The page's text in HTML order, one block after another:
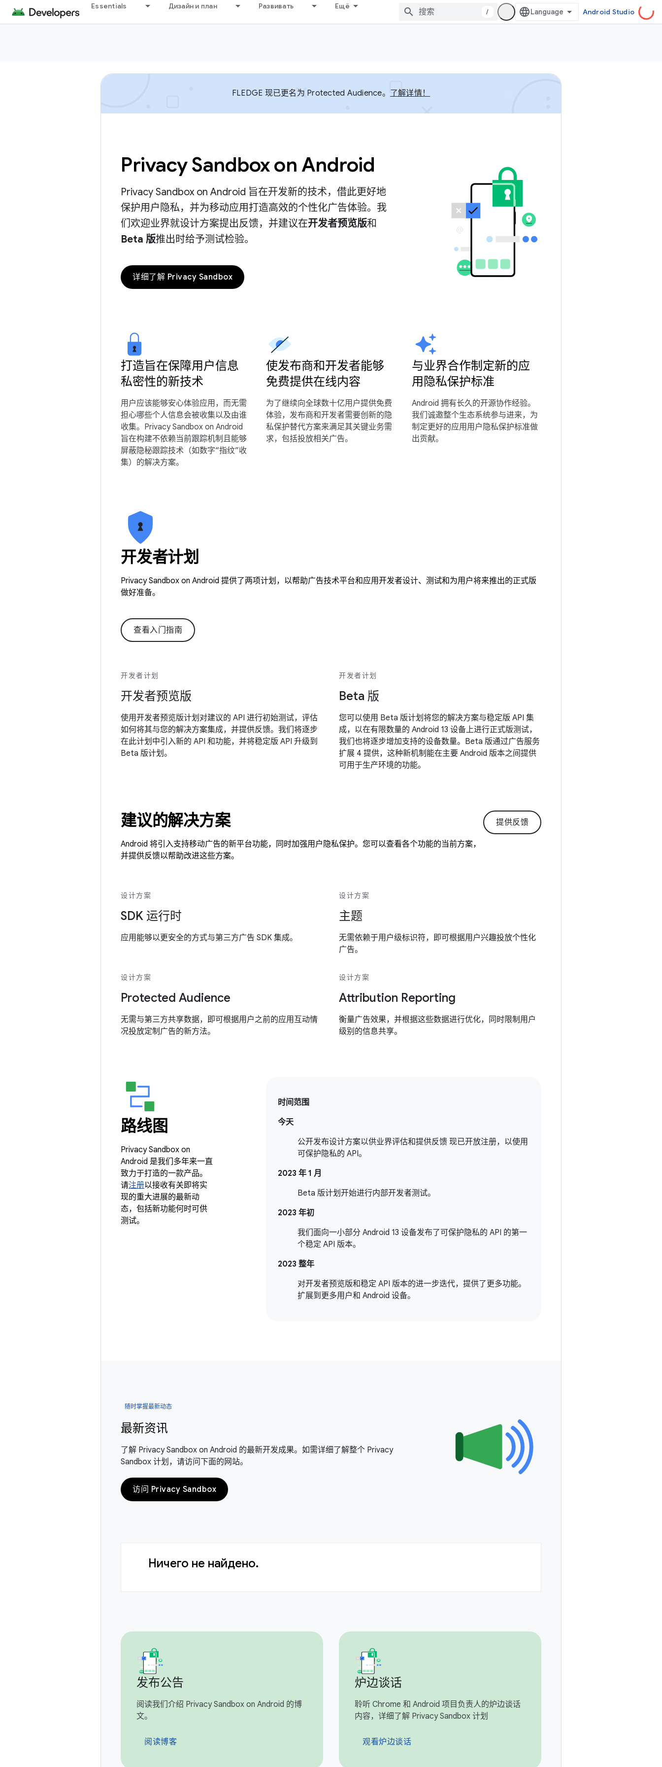
Essentials Дизайн и план Развивать Ещё
/ Android Studio
FLEDGE 现已更名为 Protected Audience。 了解详情！
Privacy Sandbox on Android
Privacy Sandbox on Android 旨在开发新的技术，借此更好地
保护用户隐私，并为移动应用打造高效的个性化广告体验。我
们欢迎业界就设计方案提出反馈，并建议在开发者预览版和
Beta 版推出时给予测试检验。
详细了解 Privacy Sandbox
打造旨在保障用户信息
私密性的新技术
用户应该能够安心体验应用，而无需
担心哪些个人信息会被收集以及由谁
收集。Privacy Sandbox on Android
旨在构建不依赖当前跟踪机制且能够
屏蔽隐秘跟踪技术（如数字“指纹”收
集）的解决方案。
使发布商和开发者能够
免费提供在线内容
为了继续向全球数十亿用户提供免费
体验，发布商和开发者需要创新的隐
私保护替代方案来满足其关键业务需
求，包括投放相关广告。
与业界合作制定新的应
用隐私保护标准
Android 拥有长久的开源协作经验。
我们诚邀整个生态系统参与进来，为
制定更好的应用用户隐私保护标准做
出贡献。
开发者计划
Privacy Sandbox on Android 提供了两项计划，以帮助广告技术平台和应用开发者设计、测试和为用户将来推出的正式版
做好准备。
查看入门指南
开发者计划
开发者预览版
使用开发者预览版计划对建议的 API 进行初始测试，评估
如何将其与您的解决方案集成，并提供反馈。我们将逐步
在此计划中引入新的 API 和功能，并将稳定版 API 升级到
Beta 版计划。
开发者计划
Beta 版
您可以使用 Beta 版计划将您的解决方案与稳定版 API 集
成，以在有限数量的 Android 13 设备上进行正式版测试，
我们也将逐步增加支持的设备数量。Beta 版通过广告服务
扩展 4 提供，这种新机制能在主要 Android 版本之间提供
可用于生产环境的功能。
建议的解决方案
Android 将引入支持移动广告的新平台功能，同时加强用户隐私保护。您可以查看各个功能的当前方案，
并提供反馈以帮助改进这些方案。
提供反馈
设计方案
SDK 运行时
应用能够以更安全的方式与第三方广告 SDK 集成。
设计方案
主题
无需依赖于用户级标识符，即可根据用户兴趣投放个性化
广告。
设计方案
Protected Audience
无需与第三方共享数据，即可根据用户之前的应用互动情
况投放定制广告的新方法。
设计方案
Attribution Reporting
衡量广告效果，并根据这些数据进行优化，同时限制用户
级别的信息共享。
路线图
Privacy Sandbox on
Android 是我们多年来一直
致力于打造的一款产品。
请注册以接收有关即将实
现的重大进展的最新动
态，包括新功能何时可供
测试。
时间范围
今天
公开发布设计方案以供业界评估和提供反馈 现已开放注册，以使用
可保护隐私的 API。
2023 年 1 月
Beta 版计划开始进行内部开发者测试。
2023 年初
我们面向一小部分 Android 13 设备发布了可保护隐私的 API 的第一
个稳定 API 版本。
2023 整年
对开发者预览版和稳定 API 版本的进一步迭代，提供了更多功能。
扩展到更多用户和 Android 设备。
随时掌握最新动态
最新资讯
了解 Privacy Sandbox on Android 的最新开发成果。如需详细了解整个 Privacy
Sandbox 计划，请访问下面的网站。
访问 Privacy Sandbox
Ничего не найдено.
发布公告
阅读我们介绍 Privacy Sandbox on Android 的博
文。
阅读博客
炉边谈话
聆听 Chrome 和 Android 项目负责人的炉边谈话
内容，详细了解 Privacy Sandbox 计划
观看炉边谈话